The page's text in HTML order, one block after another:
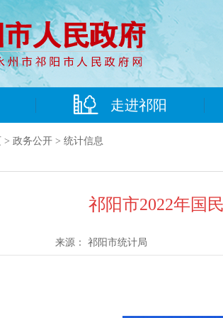
走进祁阳
> 政务公开 > 统计信息
祁阳市2022年国
来源： 祁阳市统计局